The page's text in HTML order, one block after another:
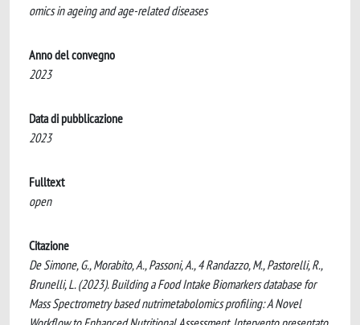
omics in ageing and age-related diseases
Anno del convegno
2023
Data di pubblicazione
2023
Fulltext
open
Citazione
De Simone, G., Morabito, A., Passoni, A., 4 Randazzo, M., Pastorelli, R.,
Brunelli, L. (2023). Building a Food Intake Biomarkers database for
Mass Spectrometry based nutrimetabolomics profiling: A Novel